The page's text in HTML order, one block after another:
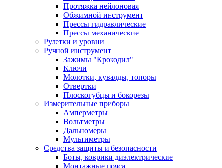
Протяжка нейлоновая
Обжимной инструмент
Прессы гидравлические
Прессы механические
Рулетки и уровни
Ручной инструмент
Зажимы "Крокодил"
Ключи
Молотки, кувалды, топоры
Отвертки
Плоскогубцы и бокорезы
Измерительные приборы
Амперметры
Вольтметры
Дальномеры
Мультиметры
Средства защиты и безопасности
Боты, коврики диэлектрические
Монтажные пояса